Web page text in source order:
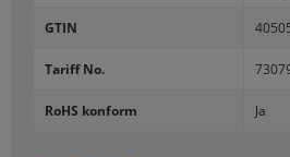
GTIN
Tariff No.
RoHS konform Ja